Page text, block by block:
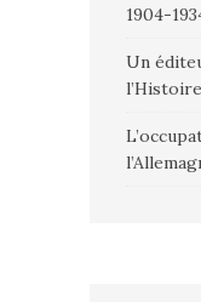
1904-
Un